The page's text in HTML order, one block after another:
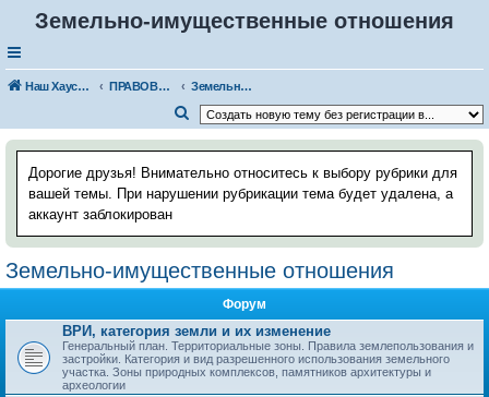
Земельно-имущественные отношения
Наш Хаус-форум ПРАВОВЫЕ ВОПРОСЫ
Земельно-имущественные отношения
о
с
Дорогие друзья! Внимательно относитесь к выбору рубрики для
вашей темы. При нарушении рубрикации тема будет удалена, а
аккаунт заблокирован
Земельно-имущественные отношения
Форум
ВРИ, категория земли и их изменение
Генеральный план. Территориальные зоны. Правила землепользования и
застройки. Категория и вид разрешенного использования земельного
участка. Зоны природных комплексов, памятников архитектуры и
археологии